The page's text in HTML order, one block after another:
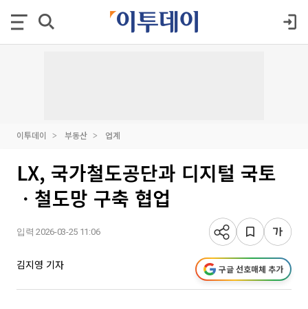
이투데이 부동산 업계
LX, 국가철도공단과 디지털 국토
ㆍ철도망 구축 협업
입력 2026-03-25 11:06
김지영 기자 구글 선호매체 추가